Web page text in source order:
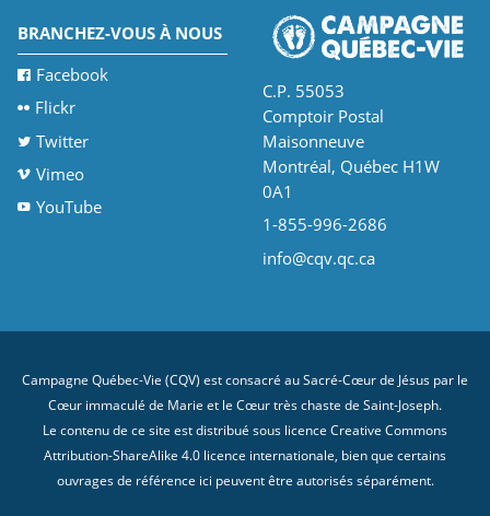
BRANCHEZ-VOUS À NOUS
Facebook
Flickr
Twitter
Vimeo
YouTube
C.P. 55053
Comptoir Postal
Maisonneuve
Montréal, Québec H1W
0A1
1-855-996-2686
info@cqv.qc.ca
Campagne Québec-Vie (CQV) est consacré au Sacré-Cœur de Jésus par le
Cœur immaculé de Marie et le Cœur très chaste de Saint-Joseph.
Le contenu de ce site est distribué sous licence Creative Commons
Attribution-ShareAlike 4.0 licence internationale , bien que certains
ouvrages de référence ici peuvent être autorisés séparément.